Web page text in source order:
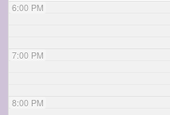
6:00 PM
7:00 PM
8:00 PM